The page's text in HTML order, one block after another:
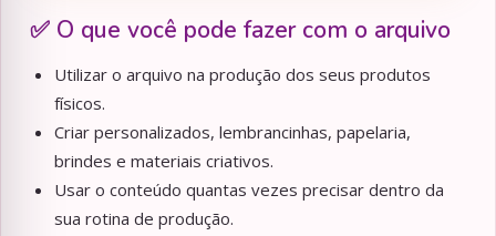
✅ O que você pode fazer com o arquivo
Utilizar o arquivo na produção dos seus produtos
físicos.
Criar personalizados, lembrancinhas, papelaria,
brindes e materiais criativos.
Usar o conteúdo quantas vezes precisar dentro da
sua rotina de produção.